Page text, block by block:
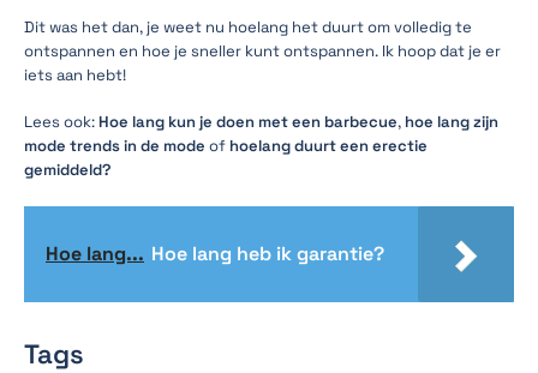
Dit was het dan, je weet nu hoelang het duurt om volledig te
ontspannen en hoe je sneller kunt ontspannen. Ik hoop dat je er
iets aan hebt!
Lees ook:Hoe lang kun je doen met een barbecue, hoe lang zijn
mode trends in de mode of hoelang duurt een erectie
gemiddeld?
Hoe lang... Hoe lang heb ik garantie?
Tags